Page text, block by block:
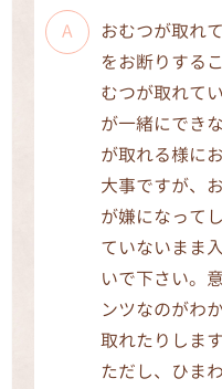
おむつが取れ
をお断りする
むつが取れて
が一緒にでき
が取れる様に
大事ですが、
が嫌になって
ていないまま
いで下さい。
ンツなのがわ
取れたりします
ただし、ひま